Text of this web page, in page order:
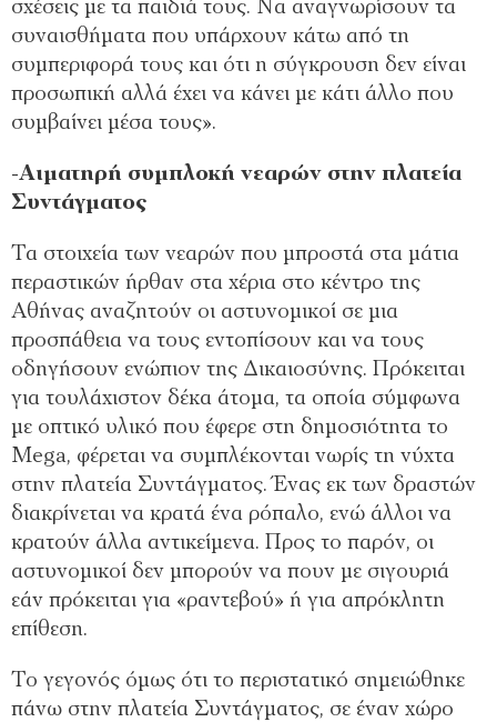
σχέσεις με τα παιδιά τους. Να αναγνωρίσουν τα
συναισθήματα που υπάρχουν κάτω από τη
συμπεριφορά τους και ότι η σύγκρουση δεν είναι
προσωπική αλλά έχει να κάνει με κάτι άλλο που
συμβαίνει μέσα τους».
-Αιματηρή συμπλοκή νεαρών στην πλατεία
Συντάγματος
Τα στοιχεία των νεαρών που μπροστά στα μάτια
περαστικών ήρθαν στα χέρια στο κέντρο της
Αθήνας αναζητούν οι αστυνομικοί σε μια
προσπάθεια να τους εντοπίσουν και να τους
οδηγήσουν ενώπιον της Δικαιοσύνης. Πρόκειται
για τουλάχιστον δέκα άτομα, τα οποία σύμφωνα
με οπτικό υλικό που έφερε στη δημοσιότητα το
Mega, φέρεται να συμπλέκονται νωρίς τη νύχτα
στην πλατεία Συντάγματος. Ένας εκ των δραστών
διακρίνεται να κρατά ένα ρόπαλο, ενώ άλλοι να
κρατούν άλλα αντικείμενα. Προς το παρόν, οι
αστυνομικοί δεν μπορούν να πουν με σιγουριά
εάν πρόκειται για «ραντεβού» ή για απρόκλητη
επίθεση.
Το γεγονός όμως ότι το περιστατικό σημειώθηκε
πάνω στην πλατεία Συντάγματος, σε έναν χώρο